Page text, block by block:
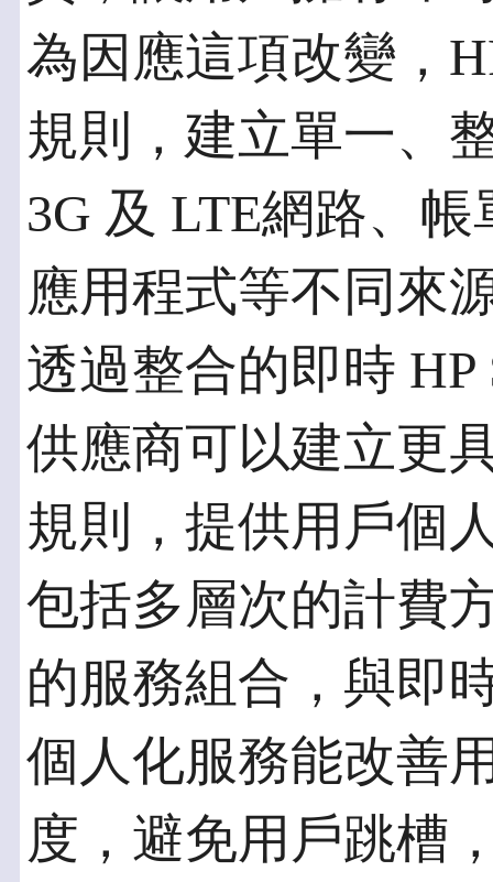
為因應這項改變，
規則，建立單一、
3G 及 LTE網路、
應用程式等不同來
透過整合的即時
供應商可以建立更
規則，提供用戶個
包括多層次的計費
的服務組合，與即
個人化服務能改善
度，避免用戶跳槽